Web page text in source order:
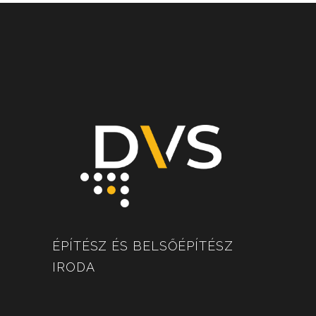
ÉPÍTÉSZ ÉS BELSŐÉPÍTÉSZ
IRODA